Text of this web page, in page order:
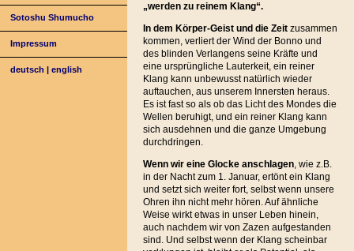
Sotoshu Shumucho
Impressum
deutsch |english
„werden zu reinem Klang“.
In dem Körper-Geist und die Zeitzusammen
kommen, verliert der Wind der Bonno und
des blinden Verlangens seine Kräfte und
eine ursprüngliche Lauterkeit, ein reiner
Klang kann unbewusst natürlich wieder
auftauchen, aus unserem Innersten heraus.
Es ist fast so als ob das Licht des Mondes die
Wellen beruhigt, und ein reiner Klang kann
sich ausdehnen und die ganze Umgebung
durchdringen.
Wenn wir eine Glocke anschlagen, wie z.B.
in der Nacht zum 1. Januar, ertönt ein Klang
und setzt sich weiter fort, selbst wenn unsere
Ohren ihn nicht mehr hören. Auf ähnliche
Weise wirkt etwas in unser Leben hinein,
auch nachdem wir von Zazen aufgestanden
sind. Und selbst wenn der Klang scheinbar